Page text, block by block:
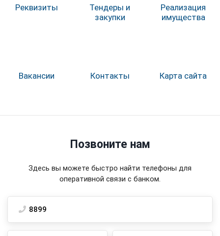
Реквизиты
Тендеры и
закупки
Реализация
имущества
Вакансии Контакты Карта сайта
Позвоните нам
Здесь вы можете быстро найти телефоны для
оперативной связи с банком.
8899